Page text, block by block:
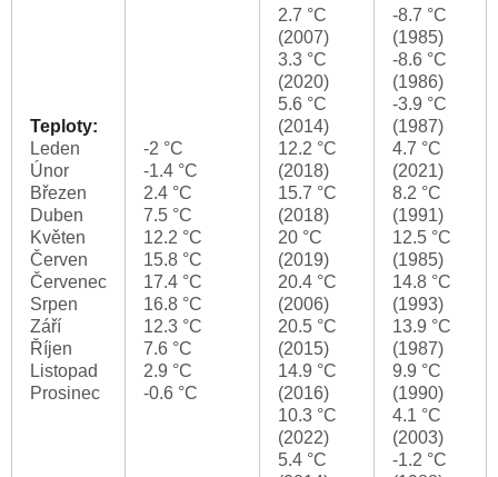
Teploty:
Leden
Únor
Březen
Duben
Květen
Červen
Červenec
Srpen
Září
Říjen
Listopad
Prosinec
-2 °C
-1.4 °C
2.4 °C
7.5 °C
12.2 °C
15.8 °C
17.4 °C
16.8 °C
12.3 °C
7.6 °C
2.9 °C
-0.6 °C
2.7 °C
(2007)
3.3 °C
(2020)
5.6 °C
(2014)
12.2 °C
(2018)
15.7 °C
(2018)
20 °C
(2019)
20.4 °C
(2006)
20.5 °C
(2015)
14.9 °C
(2016)
10.3 °C
(2022)
5.4 °C
-8.7 °C
(1985)
-8.6 °C
(1986)
-3.9 °C
(1987)
4.7 °C
(2021)
8.2 °C
(1991)
12.5 °C
(1985)
14.8 °C
(1993)
13.9 °C
(1987)
9.9 °C
(1990)
4.1 °C
(2003)
-1.2 °C